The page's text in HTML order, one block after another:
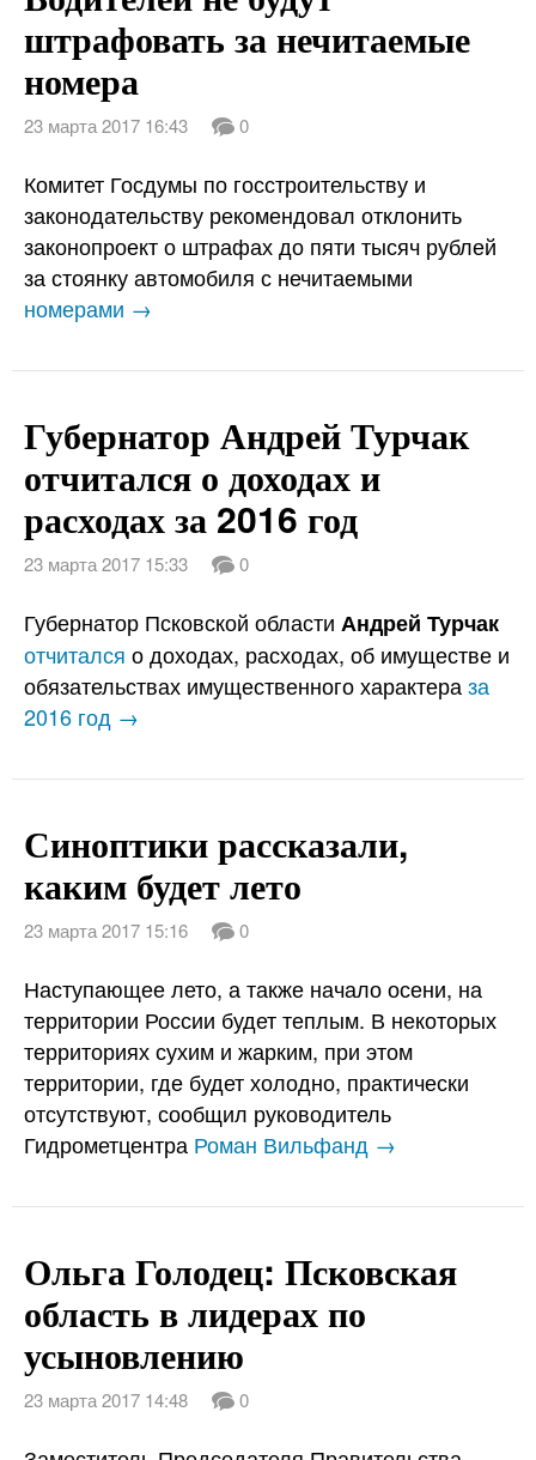
штрафовать за нечитаемые
номера
23 марта 2017 16:43 0
Комитет Госдумы по госстроительству и
законодательству рекомендовал отклонить
законопроект о штрафах до пяти тысяч рублей
за стоянку автомобиля с нечитаемыми
номерами →
Губернатор Андрей Турчак
отчитался о доходах и
расходах за 2016 год
23 марта 2017 15:33 0
Губернатор Псковской области Андрей Турчак
отчитался о доходах, расходах, об имуществе и
обязательствах имущественного характераза
2016 год →
Синоптики рассказали,
каким будет лето
23 марта 2017 15:16 0
Наступающее лето, а также начало осени, на
территории России будет теплым. В некоторых
территориях сухим и жарким, при этом
территории, где будет холодно, практически
отсутствуют, сообщил руководитель
Гидрометцентра Роман Вильфанд →
Ольга Голодец: Псковская
область в лидерах по
усыновлению
23 марта 2017 14:48 0